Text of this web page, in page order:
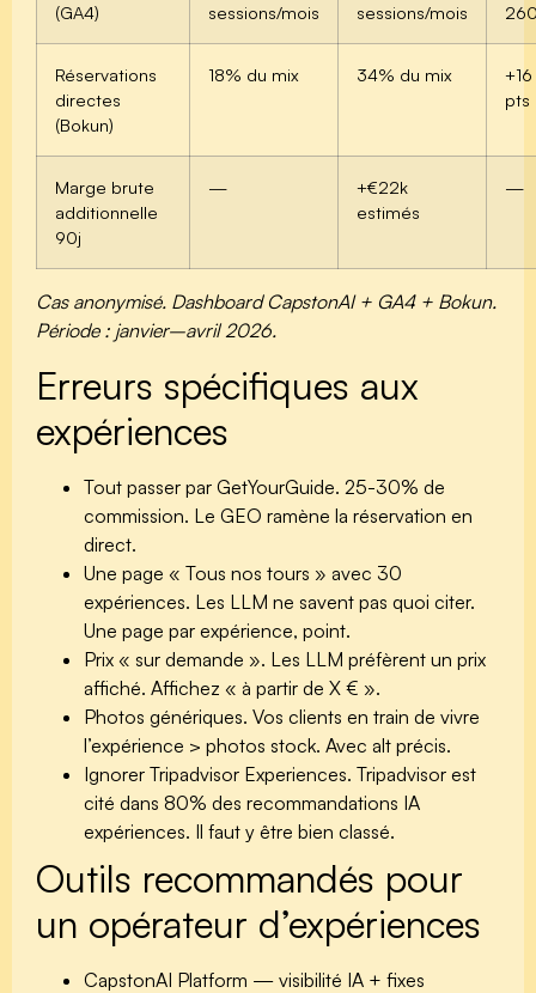
(GA4)
sessions/mois
sessions/mois
Réservations
directes
(Bokun)
18% du mix 34% du mix
+16
pts
Marge brute
additionnelle
90j
—
+€22k
estimés
—
Cas anonymisé. Dashboard CapstonAI + GA4 + Bokun.
Période : janvier–avril 2026.
Erreurs spécifiques aux
expériences
Tout passer par GetYourGuide. 25-30% de
commission. Le GEO ramène la réservation en
direct.
Une page « Tous nos tours » avec 30
expériences. Les LLM ne savent pas quoi citer.
Une page par expérience, point.
Prix « sur demande ». Les LLM préfèrent un prix
affiché. Affichez « à partir de X € ».
Photos génériques. Vos clients en train de vivre
l’expérience > photos stock. Avec alt précis.
Ignorer Tripadvisor Experiences. Tripadvisor est
cité dans 80% des recommandations IA
expériences. Il faut y être bien classé.
Outils recommandés pour
un opérateur d’expériences
CapstonAI Platform — visibilité IA + fixes